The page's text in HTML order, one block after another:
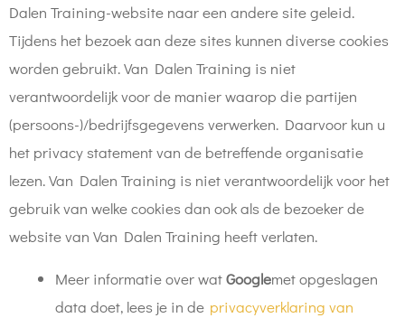
Dalen Training-website naar een andere site geleid.
Tijdens het bezoek aan deze sites kunnen diverse cookies
worden gebruikt. Van Dalen Training is niet
verantwoordelijk voor de manier waarop die partijen
(persoons-)/bedrijfsgegevens verwerken. Daarvoor kun u
het privacy statement van de betreffende organisatie
lezen. Van Dalen Training is niet verantwoordelijk voor het
gebruik van welke cookies dan ook als de bezoeker de
website van Van Dalen Training heeft verlaten.
Meer informatie over watGooglemet opgeslagen
data doet, lees je in de privacyverklaring van